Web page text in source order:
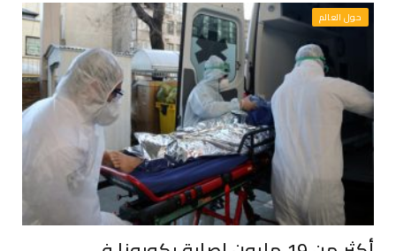
حول العالم